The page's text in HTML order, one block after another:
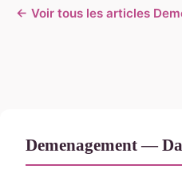
← Voir tous les articles
Demenagement —